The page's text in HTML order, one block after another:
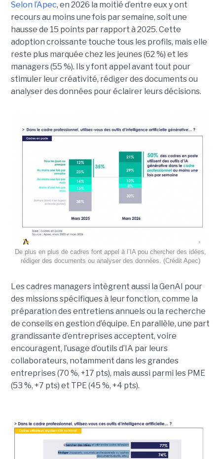
Selon l’Apec, en 2026 la moitié d’entre eux y ont
recours au moins une fois par semaine, soit une
hausse de 15 points par rapport à 2025. Cette
adoption croissante touche tous les profils, mais elle
reste plus marquée chez les jeunes (62 %) et les
managers (55 %). Ils y font appel avant tout pour
stimuler leur créativité, rédiger des documents ou
analyser des données pour éclairer leurs décisions.
De plus en plus de cadres font appel à l’IA pou chercher des idées,
rédiger des documents ou analyser des données. (Crédit Apec)
Les cadres managers intègrent aussi la GenAI pour
des missions spécifiques à leur fonction, comme la
préparation des entretiens annuels ou la recherche
de conseils en gestion d’équipe. En parallèle, une part
grandissante d’entreprises acceptent, voire
encouragent, l’usage d’outils d’IA par leurs
collaborateurs, notamment dans les grandes
entreprises (70 %, +17 pts), mais aussi parmi les PME
(53 %, +7 pts) et TPE (45 %, +4 pts).